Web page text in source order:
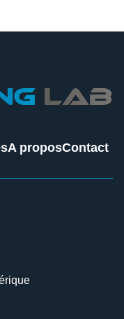
A proposContact